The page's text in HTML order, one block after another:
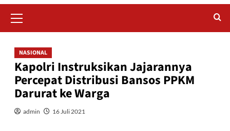
Menu
NASIONAL
Kapolri Instruksikan Jajarannya
Percepat Distribusi Bansos PPKM
Darurat ke Warga
admin 16 Juli 2021